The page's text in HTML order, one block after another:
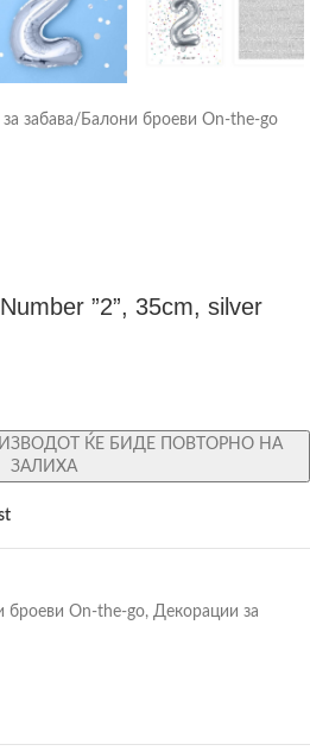
забава/ Балони броеви On-the-go
”2”, 35cm, silver
ЌЕ БИДЕ ПОВТОРНО НА
ЗАЛИХА
броеви On-the-go, Декорации за